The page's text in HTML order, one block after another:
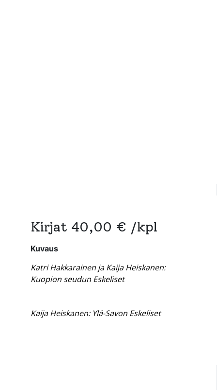
Kirjat 40,00 € /kpl
Kuvaus
Katri Hakkarainen ja Kaija Heiskanen:
Kuopion seudun Eskeliset
Kaija Heiskanen: Ylä-Savon Eskeliset